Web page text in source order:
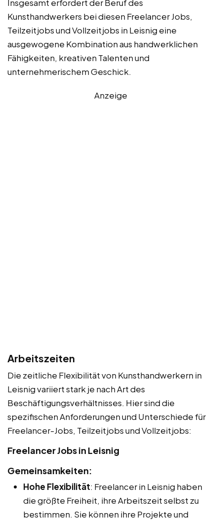
Insgesamt erfordert der Beruf des
Kunsthandwerkers bei diesen Freelancer Jobs,
Teilzeitjobs und Vollzeitjobs in Leisnig eine
ausgewogene Kombination aus handwerklichen
Fähigkeiten, kreativen Talenten und
unternehmerischem Geschick.
Anzeige
Arbeitszeiten
Die zeitliche Flexibilität von Kunsthandwerkern in
Leisnig variiert stark je nach Art des
Beschäftigungsverhältnisses. Hier sind die
spezifischen Anforderungen und Unterschiede für
Freelancer-Jobs, Teilzeitjobs und Vollzeitjobs:
Freelancer Jobs in Leisnig
Gemeinsamkeiten:
Hohe Flexibilität: Freelancer in Leisnig haben
die größte Freiheit, ihre Arbeitszeit selbst zu
bestimmen. Sie können ihre Projekte und